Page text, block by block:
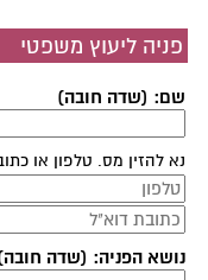
פניה ליעוץ משפטי
שם: (שדה חובה)
נא להזין מס. טלפון או
נושא הפניה: (שדה